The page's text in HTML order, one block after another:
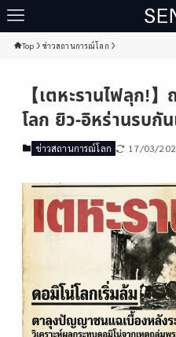
Top ข่าวสถานการณ์โลก
【เตหะรานไฟลุก!
โลก ยิว-อิหร่านรบกั
ข่าวสถานการณ์โลก 17/03/